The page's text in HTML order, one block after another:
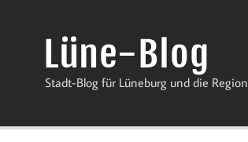
Lüne-Blog
Stadt-Blog für Lüneburg und die Region